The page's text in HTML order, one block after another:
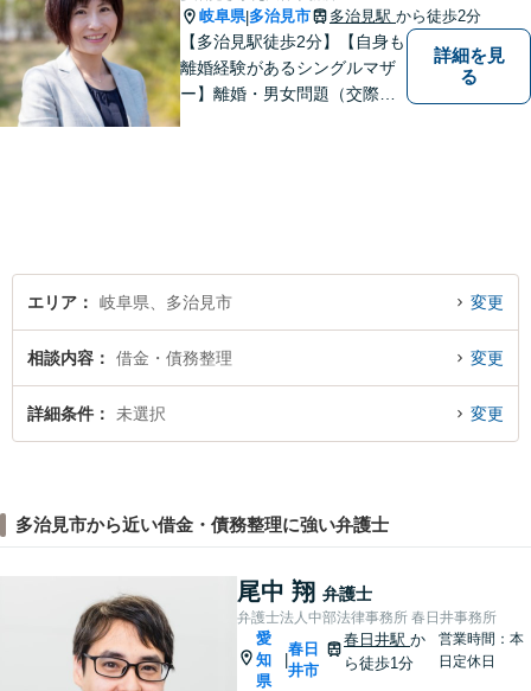
岐阜県|多治見市 多治見駅 から徒歩2分
【多治見駅徒歩2分】【自身も
離婚経験があるシングルマザ
ー】離婚・男女問題（交際ト
詳細を見
る
エリア 岐阜県、多治見市 変更
相談内容 借金・債務整理 変更
詳細条件 未選択 変更
多治見市から近い借金・債務整理に強い弁護士
尾中 翔 弁護士
弁護士法人中部法律事務所 春日井事務所
愛
知
県
春日
井市
春日井駅か
ら徒歩1分
営業時間：本
日定休日